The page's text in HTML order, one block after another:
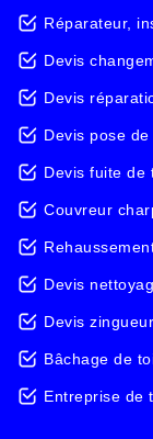
Réparateur,
Devis
Devis
Devis pose
Devis fuite de
Couvreur
Devis
Devis
Bâchage de
Entreprise de